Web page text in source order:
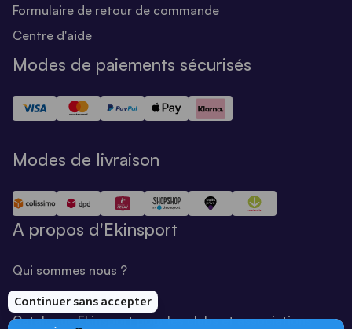
Formulaire de retour de commande
Centre d'aide
Modes de paiements sécurisés
Modes de livraison
A propos d'Ekinsport
Qui sommes nous ?
Notre savoir-faire
Catalogue Ekinsport pour les clubs et associations